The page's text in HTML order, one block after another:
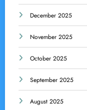
December 2025
November 2025
October 2025
September 2025
August 2025